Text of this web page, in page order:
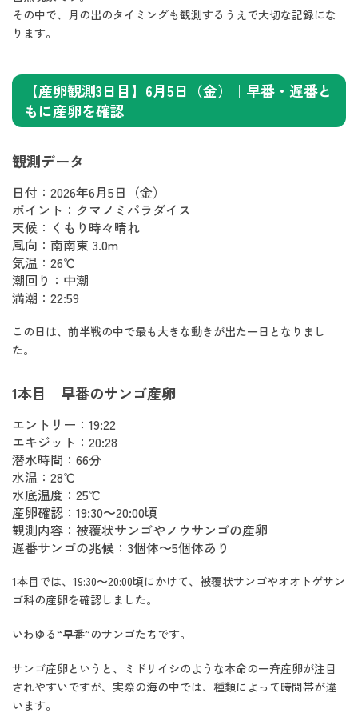
その中で、月の出のタイミングも観測するうえで大切な記録にな
ります。
【産卵観測3日目】6月5日（金）｜早番・遅番と
もに産卵を確認
観測データ
日付：2026年6月5日（金）
ポイント：クマノミパラダイス
天候：くもり時々晴れ
風向：南南東 3.0m
気温：26℃
潮回り：中潮
満潮：22:59
この日は、前半戦の中で最も大きな動きが出た一日となりまし
た。
1本目｜早番のサンゴ産卵
エントリー：19:22
エキジット：20:28
潜水時間：66分
水温：28℃
水底温度：25℃
産卵確認：19:30〜20:00頃
観測内容：被覆状サンゴやノウサンゴの産卵
遅番サンゴの兆候：3個体〜5個体あり
1本目では、19:30〜20:00頃にかけて、被覆状サンゴやオオトゲサン
ゴ科の産卵を確認しました。
いわゆる“早番”のサンゴたちです。
サンゴ産卵というと、ミドリイシのような本命の一斉産卵が注目
されやすいですが、実際の海の中では、種類によって時間帯が違
います。